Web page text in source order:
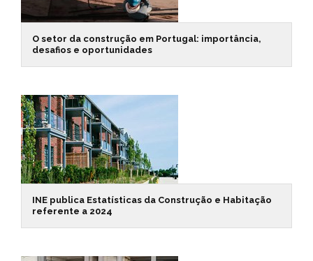
O setor da construção em Portugal: importância,
desafios e oportunidades
INE publica Estatísticas da Construção e Habitação
referente a 2024